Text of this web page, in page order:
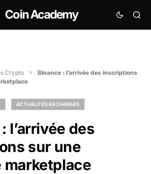
Coin Academy
Crypto
Binance : l’arrivée des inscriptions
ACTUALITÉS EXCHANGES
l’arrivée des
sur une
marketplace